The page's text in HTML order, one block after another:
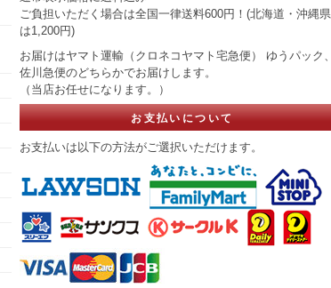
ご負担いただく場合は全国一律送料600円！(北海道・沖縄県
は1,200円)
お届けはヤマト運輸（クロネコヤマト宅急便） ゆうパック、
佐川急便のどちらかでお届けします。
（当店お任せになります。）
お支払いについて
お支払いは以下の方法がご選択いただけます。